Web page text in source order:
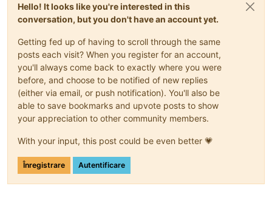
Hello! It looks like you're interested in this
conversation, but you don't have an account yet.
Getting fed up of having to scroll through the same
posts each visit? When you register for an account,
you'll always come back to exactly where you were
before, and choose to be notified of new replies
(either via email, or push notification). You'll also be
able to save bookmarks and upvote posts to show
your appreciation to other community members.
With your input, this post could be even better 💗
Înregistrare Autentificare